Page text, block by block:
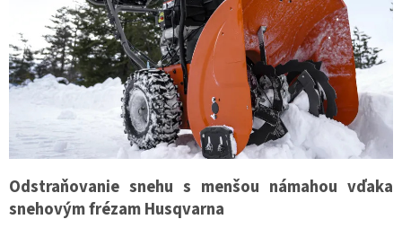
Odstraňovanie snehu s menšou námahou vďaka
snehovým frézam Husqvarna